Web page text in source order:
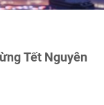
Tết Nguyên